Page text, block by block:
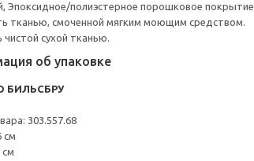
Эпоксидное/полиэстерное порошковое покрытие
тканью, смоченной мягким моющим средством.
сухой тканью.
об упаковке
БИЛЬСБРУ
303.557.68
см
см